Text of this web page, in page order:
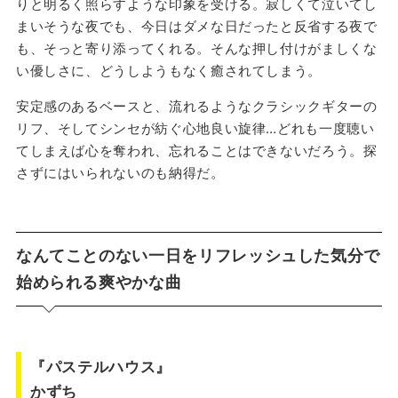
りと明るく照らすような印象を受ける。寂しくて泣いてし
まいそうな夜でも、今日はダメな日だったと反省する夜で
も、そっと寄り添ってくれる。そんな押し付けがましくな
い優しさに、どうしようもなく癒されてしまう。
安定感のあるベースと、流れるようなクラシックギターの
リフ、そしてシンセが紡ぐ心地良い旋律…どれも一度聴い
てしまえば心を奪われ、忘れることはできないだろう。探
さずにはいられないのも納得だ。
なんてことのない一日をリフレッシュした気分で
始められる爽やかな曲
『パステルハウス』
かずち